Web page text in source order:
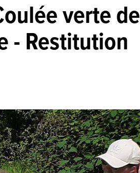
verte de
- Restitution